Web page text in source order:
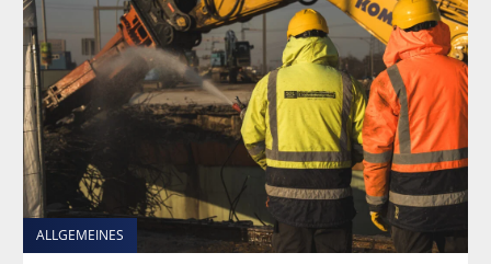
ALLGEMEINES